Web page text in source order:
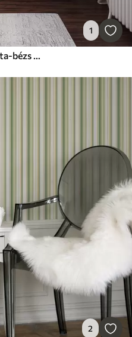
1
Falvédő Széles csíkok terrakotta-bézs árnyalatokban
2